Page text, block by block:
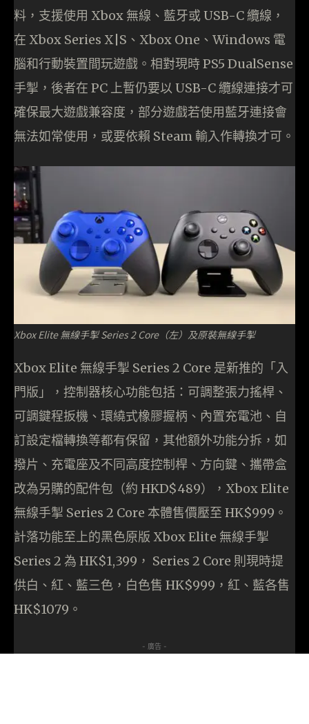
料，支援使用 Xbox 無線、藍牙或 USB-C 纜線，
在 Xbox Series X|S、Xbox One、Windows 電
腦和行動裝置間玩遊戲。相對現時 PS5 DualSense
手掣，後者在 PC 上暫仍要以 USB-C 纜線連接才可
確保最大遊戲兼容度，部分遊戲若使用藍牙連接會
無法如常使用，或要依賴 Steam 輸入作轉換才可。
Xbox Elite 無線手掣 Series 2 Core（左）及原裝無線手掣
Xbox Elite 無線手掣 Series 2 Core 是新推的「入
門版」，控制器核心功能包括：可調整張力搖桿、
可調鍵程扳機、環繞式橡膠握柄、內置充電池、自
訂設定檔轉換等都有保留，其他額外功能分拆，如
撥片、充電座及不同高度控制桿、方向鍵、攜帶盒
改為另購的配件包（約 HKD$489），Xbox Elite
無線手掣 Series 2 Core 本體售價壓至 HK$999。
計落功能至上的黑色原版 Xbox Elite 無線手掣
Series 2 為 HK$1,399， Series 2 Core 則現時提
供白、紅、藍三色，白色售 HK$999，紅、藍各售
HK$1079。
- 廣告 -